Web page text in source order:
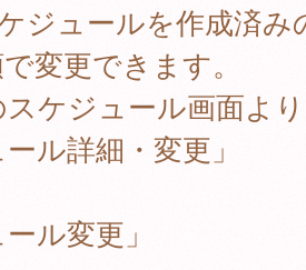
ジュールを作成済み
変更できます。
ケジュール画面より
ル詳細・変更」
ル変更」